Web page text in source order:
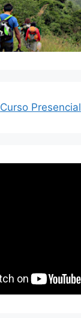
Curso Presencial